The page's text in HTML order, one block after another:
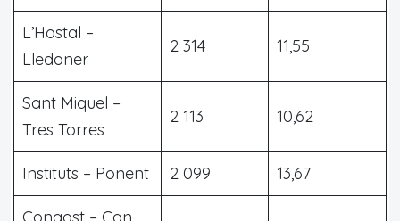
L’Hostal –
Lledoner
2 314 11,55
Sant Miquel –
Tres Torres
2 113 10,62
Instituts – Ponent 2 099 13,67
Congost – Can